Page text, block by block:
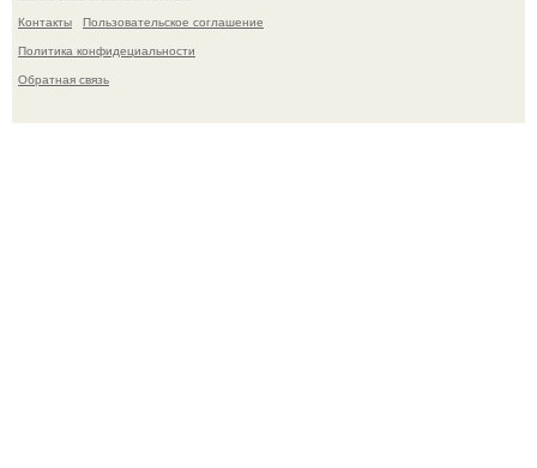
Контакты
Пользовательское соглашение
Политика конфидециальности
Обратная связь